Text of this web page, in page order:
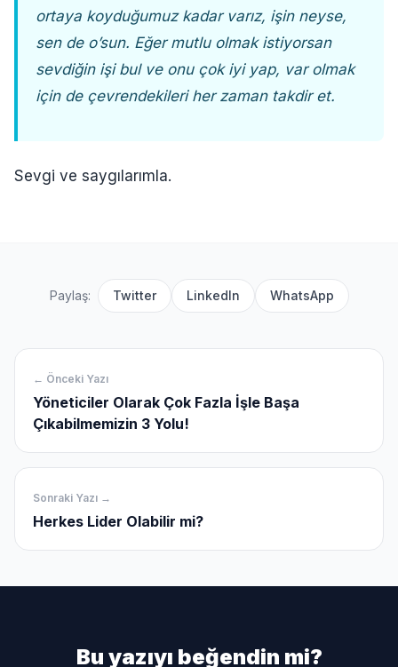
ortaya koyduğumuz kadar varız, işin neyse,
sen de o’sun. Eğer mutlu olmak istiyorsan
sevdiğin işi bul ve onu çok iyi yap, var olmak
için de çevrendekileri her zaman takdir et.
Sevgi ve saygılarımla.
Paylaş: Twitter LinkedIn WhatsApp
← Önceki Yazı
Yöneticiler Olarak Çok Fazla İşle Başa
Çıkabilmemizin 3 Yolu!
Sonraki Yazı →
Herkes Lider Olabilir mi?
Bu yazıyı beğendin mi?